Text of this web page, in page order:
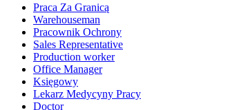
Praca Za Granicą
Warehouseman
Pracownik Ochrony
Sales Representative
Production worker
Office Manager
Księgowy
Lekarz Medycyny Pracy
Doctor